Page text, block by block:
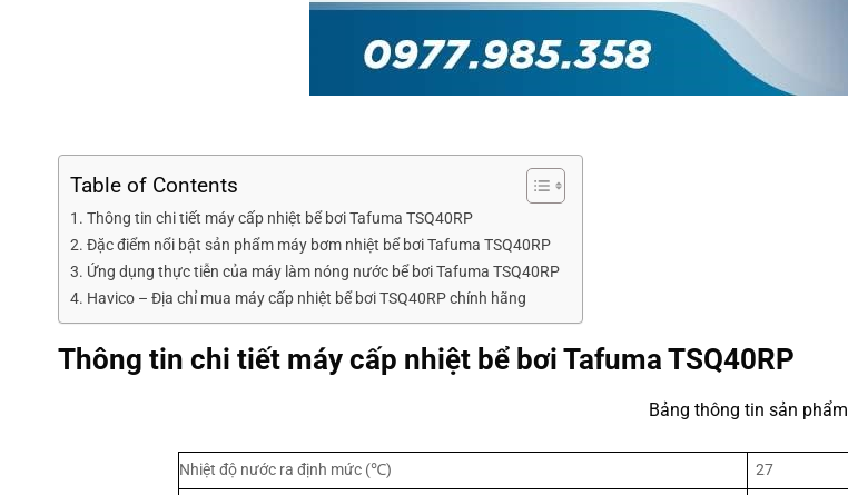
Table of Contents
Thông tin chi tiết máy cấp nhiệt bể bơi Tafuma TSQ40RP
Đặc điểm nổi bật sản phẩm máy bơm nhiệt bể bơi Tafuma TSQ40RP
Ứng dụng thực tiễn của máy làm nóng nước bể bơi Tafuma TSQ40RP
Havico – Địa chỉ mua máy cấp nhiệt bể bơi TSQ40RP chính hãng
Thông tin chi tiết máy cấp nhiệt bể bơi Tafuma TSQ40RP
Bảng thông tin sản phẩm
Nhiệt độ nước ra định mức (℃)
27